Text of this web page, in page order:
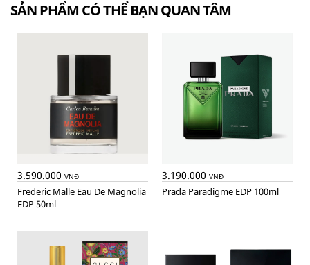
SẢN PHẨM CÓ THỂ BẠN QUAN TÂM
3.590.000 VNĐ
Frederic Malle Eau De Magnolia
EDP 50ml
3.190.000 VNĐ
Prada Paradigme EDP 100ml